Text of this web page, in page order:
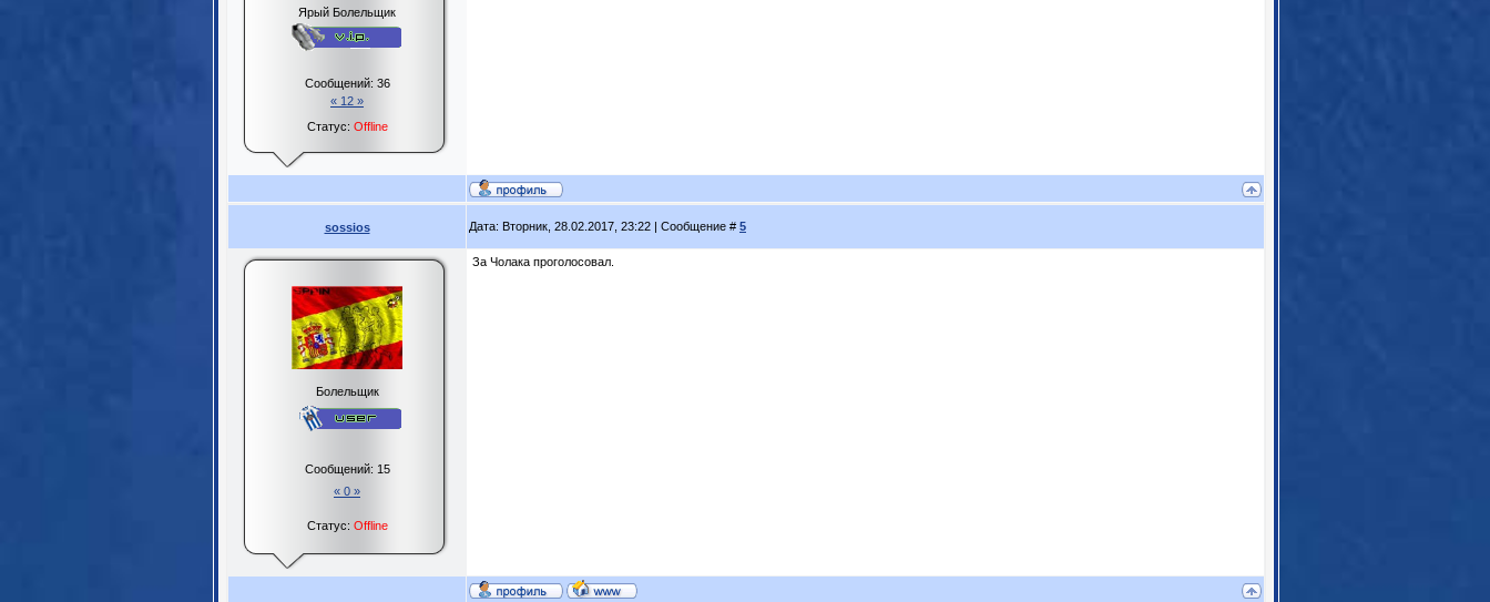
Ярый Болельщик
Сообщений: 36
« 12 »
Статус: Offline
sossios Дата: Вторник, 28.02.2017, 23:22 | Сообщение # 5
Болельщик
Сообщений: 15
« 0 »
Статус: Offline
За Чолака проголосовал.